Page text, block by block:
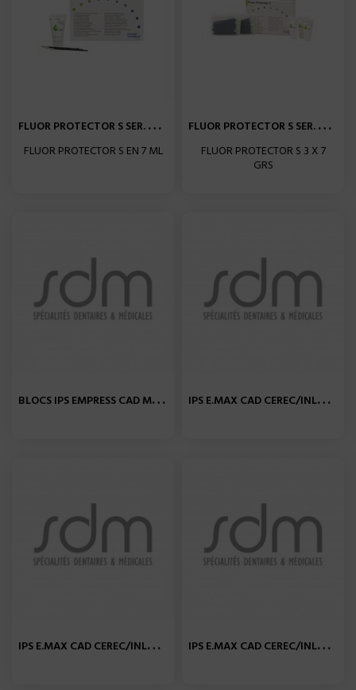
F
LUOR PROTECTOR S SER. 7G...
FLUOR PROTECTOR S EN 7 ML
F
LUOR PROTECTOR S SER. 3X...
FLUOR PROTECTOR S 3 X 7
GRS
B
LOCS IPS EMPRESS CAD MULTI... I
PS E.MAX CAD CEREC/INLAB...
I
PS E.MAX CAD CEREC/INLAB... I
PS E.MAX CAD CEREC/INLAB...